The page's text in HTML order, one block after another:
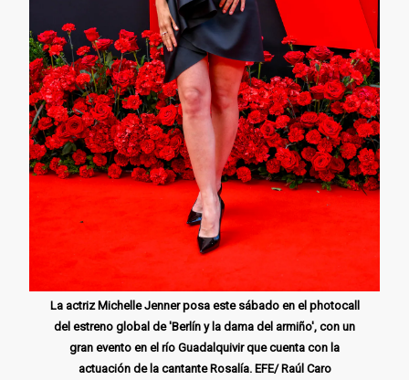
La actriz Michelle Jenner posa este sábado en el photocall
del estreno global de 'Berlín y la dama del armiño', con un
gran evento en el río Guadalquivir que cuenta con la
actuación de la cantante Rosalía. EFE/ Raúl Caro